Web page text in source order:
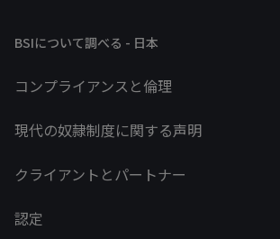
BSIについて調べる - 日本
コンプライアンスと倫理
現代の奴隷制度に関する声明
クライアントとパートナー
認定